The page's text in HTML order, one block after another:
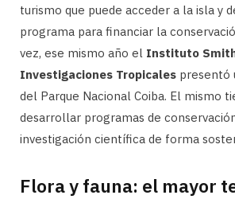
turismo que puede acceder a la isla y
programa para financiar la
vez, ese mismo año el Instituto
Investigaciones Tropicales presentó
del Parque Nacional Coiba. El mismo
desarrollar programas de
investigación científica de forma
Flora y fauna: el mayor